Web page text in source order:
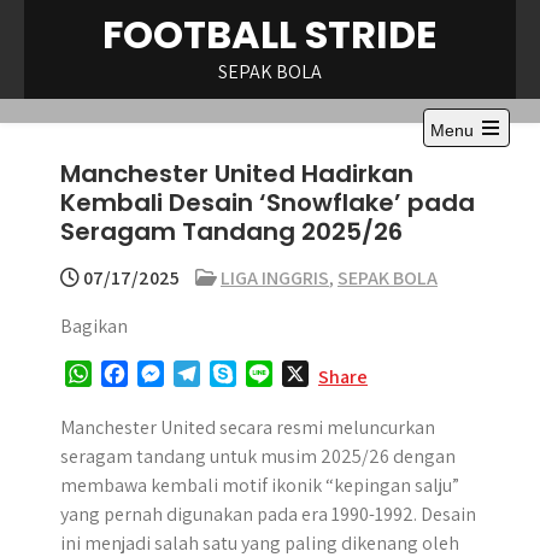
FOOTBALL STRIDE
SEPAK BOLA
Menu
Open
menu
Manchester United Hadirkan
Kembali Desain ‘Snowflake’ pada
Seragam Tandang 2025/26
07/17/2025 LIGA INGGRIS, SEPAK BOLA
Bagikan
W
a
t
s
A
p
c
e
b
o
s
s
e
n
g
l
e
g
r
y
p
e
n
e
Share
Manchester United secara resmi meluncurkan
seragam tandang untuk musim 2025/26 dengan
membawa kembali motif ikonik “kepingan salju”
yang pernah digunakan pada era 1990-1992. Desain
ini menjadi salah satu yang paling dikenang oleh